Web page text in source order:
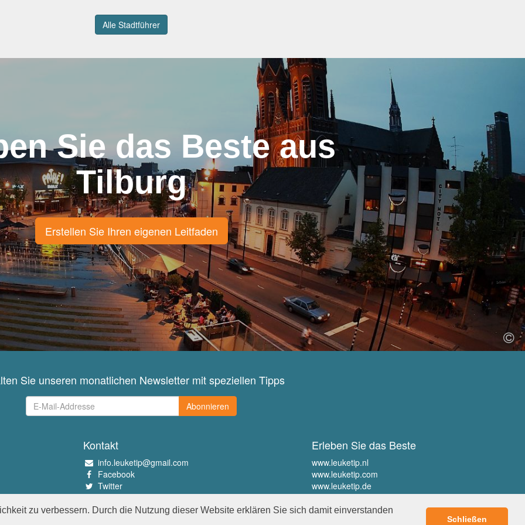
zu verbessern. Durch die Nutzung dieser Website erklären Sie sich damit einverstanden
Schließen
Alle Stadtführer
Sie das Beste aus
Tilburg
Erstellen Sie Ihren eigenen Leitfaden
Sie unseren monatlichen Newsletter mit speziellen Tipps
Abonnieren
Kontakt
info.leuketip@gmail.com
Facebook
Twitter
Instagram
Pinterest
Erleben Sie das Beste
www.leuketip.nl
www.leuketip.com
www.leuketip.de
www.leuketip.fr